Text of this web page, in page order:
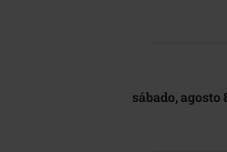
sábado, agosto